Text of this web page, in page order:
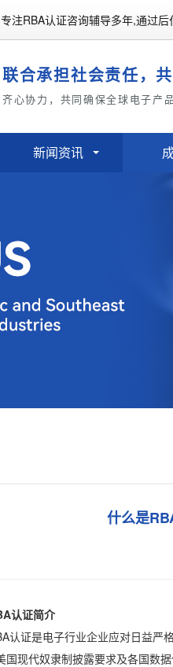
注RBA认证咨询辅导多年,通过后
联合承担社会责任，
齐心协力，共同确保全球电子产
新闻资讯
什么是
认证简介
证是电子行业企业应对日益严格
国现代奴隶制披露要求及各国数